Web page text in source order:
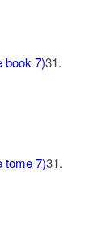
book 7)31.
tome 7)31.